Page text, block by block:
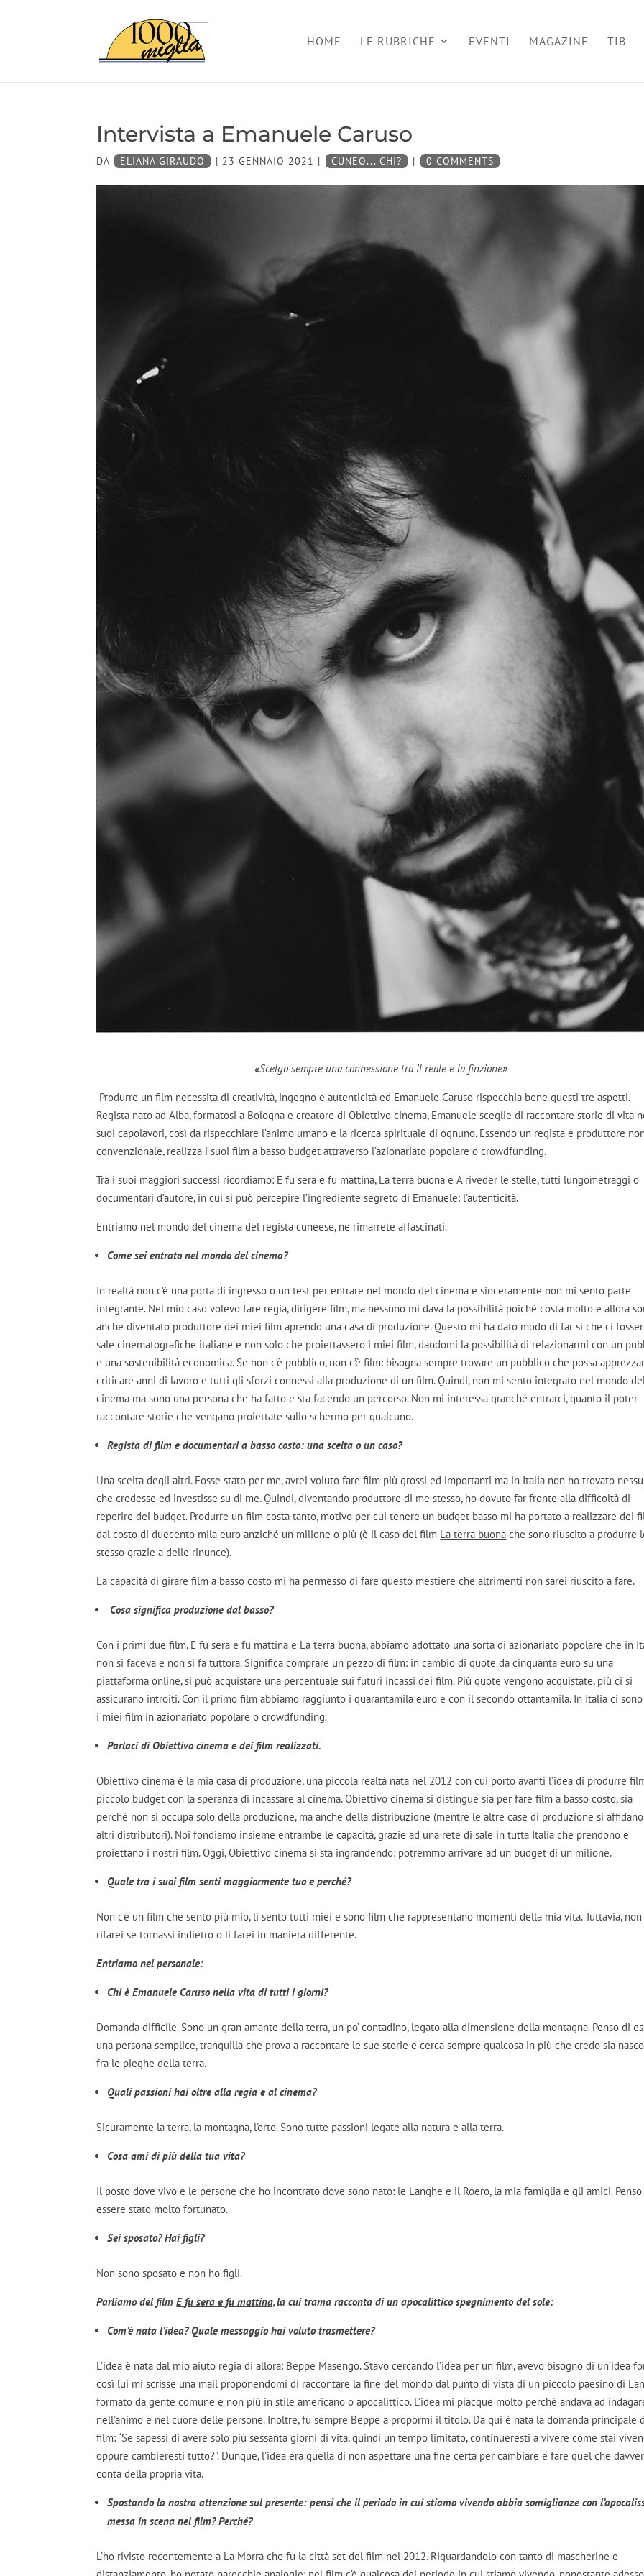
HOME LE RUBRICHE EVENTI MAGAZINE TIB
Intervista a Emanuele Caruso
DA ELIANA GIRAUDO | 23 GENNAIO 2021 | CUNEO... CHI? | 0 COMMENTS
«Scelgo sempre una connessione tra il reale e la finzione»
Produrre un film necessita di creatività, ingegno e autenticità ed Emanuele Caruso rispecchia bene questi tre aspetti.
Regista nato ad Alba, formatosi a Bologna e creatore di Obiettivo cinema, Emanuele sceglie di raccontare storie di vita
suoi capolavori, così da rispecchiare l’animo umano e la ricerca spirituale di ognuno. Essendo un regista e produttore
convenzionale, realizza i suoi film a basso budget attraverso l’azionariato popolare o crowdfunding.
Tra i suoi maggiori successi ricordiamo: E fu sera e fu mattina, La terra buona eA riveder le stelle, tutti lungometraggi o
documentari d’autore, in cui si può percepire l’ingrediente segreto di Emanuele: l’autenticità.
Entriamo nel mondo del cinema del regista cuneese, ne rimarrete affascinati.
Come sei entrato nel mondo del cinema?
In realtà non c’è una porta di ingresso o un test per entrare nel mondo del cinema e sinceramente non mi sento parte
integrante. Nel mio caso volevo fare regia, dirigere film, ma nessuno mi dava la possibilità poiché costa molto e allora
anche diventato produttore dei miei film aprendo una casa di produzione. Questo mi ha dato modo di far sì che ci
sale cinematografiche italiane e non solo che proiettassero i miei film, dandomi la possibilità di relazionarmi con un
e una sostenibilità economica. Se non c’è pubblico, non c’è film: bisogna sempre trovare un pubblico che possa
criticare anni di lavoro e tutti gli sforzi connessi alla produzione di un film. Quindi, non mi sento integrato nel mondo
cinema ma sono una persona che ha fatto e sta facendo un percorso. Non mi interessa granché entrarci, quanto il poter
raccontare storie che vengano proiettate sullo schermo per qualcuno.
Regista di film e documentari a basso costo: una scelta o un caso?
Una scelta degli altri. Fosse stato per me, avrei voluto fare film più grossi ed importanti ma in Italia non ho trovato
che credesse ed investisse su di me. Quindi, diventando produttore di me stesso, ho dovuto far fronte alla difficoltà di
reperire dei budget. Produrre un film costa tanto, motivo per cui tenere un budget basso mi ha portato a realizzare dei
dal costo di duecento mila euro anziché un milione o più (è il caso del film La terra buona che sono riuscito a produrre
stesso grazie a delle rinunce).
La capacità di girare film a basso costo mi ha permesso di fare questo mestiere che altrimenti non sarei riuscito a fare.
Cosa significa produzione dal basso?
Con i primi due film, E fu sera e fu mattina e La terra buona, abbiamo adottato una sorta di azionariato popolare che in
non si faceva e non si fa tuttora. Significa comprare un pezzo di film: in cambio di quote da cinquanta euro su una
piattaforma online, si può acquistare una percentuale sui futuri incassi dei film. Più quote vengono acquistate, più ci si
assicurano introiti. Con il primo film abbiamo raggiunto i quarantamila euro e con il secondo ottantamila. In Italia ci
i miei film in azionariato popolare o crowdfunding.
Parlaci di Obiettivo cinema e dei film realizzati.
Obiettivo cinema è la mia casa di produzione, una piccola realtà nata nel 2012 con cui porto avanti l’idea di produrre
piccolo budget con la speranza di incassare al cinema. Obiettivo cinema si distingue sia per fare film a basso costo, sia
perché non si occupa solo della produzione, ma anche della distribuzione (mentre le altre case di produzione si
altri distributori). Noi fondiamo insieme entrambe le capacità, grazie ad una rete di sale in tutta Italia che prendono e
proiettano i nostri film. Oggi, Obiettivo cinema si sta ingrandendo: potremmo arrivare ad un budget di un milione.
Quale tra i suoi film senti maggiormente tuo e perché?
Non c’è un film che sento più mio, li sento tutti miei e sono film che rappresentano momenti della mia vita. Tuttavia,
rifarei se tornassi indietro o li farei in maniera differente.
Entriamo nel personale:
Chi è Emanuele Caruso nella vita di tutti i giorni?
Domanda difficile. Sono un gran amante della terra, un po’ contadino, legato alla dimensione della montagna. Penso di
una persona semplice, tranquilla che prova a raccontare le sue storie e cerca sempre qualcosa in più che credo sia
fra le pieghe della terra.
Quali passioni hai oltre alla regia e al cinema?
Sicuramente la terra, la montagna, l’orto. Sono tutte passioni legate alla natura e alla terra.
Cosa ami di più della tua vita?
Il posto dove vivo e le persone che ho incontrato dove sono nato: le Langhe e il Roero, la mia famiglia e gli amici.
essere stato molto fortunato.
Sei sposato? Hai figli?
Non sono sposato e non ho figli.
Parliamo del filmE fu sera e fu mattina,la cui trama racconta di un apocalittico spegnimento del sole:
Com’è nata l’idea? Quale messaggio hai voluto trasmettere?
L’idea è nata dal mio aiuto regia di allora: Beppe Masengo. Stavo cercando l’idea per un film, avevo bisogno di un’idea
così lui mi scrisse una mail proponendomi di raccontare la fine del mondo dal punto di vista di un piccolo paesino di
formato da gente comune e non più in stile americano o apocalittico. L’idea mi piacque molto perché andava ad
nell’animo e nel cuore delle persone. Inoltre, fu sempre Beppe a propormi il titolo. Da qui è nata la domanda principale
film: “Se sapessi di avere solo più sessanta giorni di vita, quindi un tempo limitato, continueresti a vivere come stai
oppure cambieresti tutto?”. Dunque, l’idea era quella di non aspettare una fine certa per cambiare e fare quel che
conta della propria vita.
Spostando la nostra attenzione sul presente: pensi che il periodo in cui stiamo vivendo abbia somiglianze con
messa in scena nel film? Perché?
L’ho rivisto recentemente a La Morra che fu la città set del film nel 2012. Riguardandolo con tanto di mascherine e